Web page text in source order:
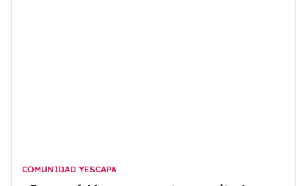
COMUNIDAD YESCAPA